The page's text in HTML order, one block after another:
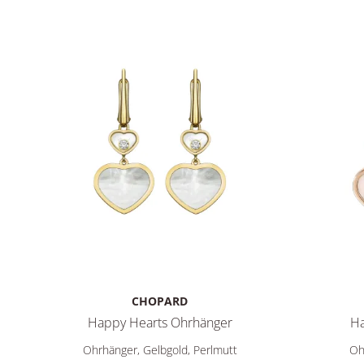
CHOPARD
Happy Hearts Ohrhänger
Chopard Happy Hearts Ohrhänger, Ref: 837482-0310,
Ohrhänger, Gelbgold, Perlmutt